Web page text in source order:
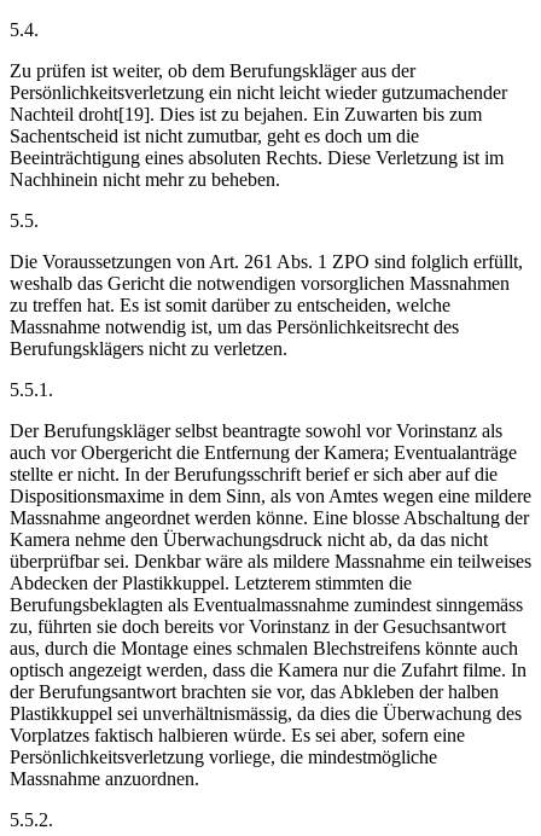
5.4.
Zu prüfen ist weiter, ob dem Berufungskläger aus der
Persönlichkeitsverletzung ein nicht leicht wieder gutzumachender
Nachteil droht[19]. Dies ist zu bejahen. Ein Zuwarten bis zum
Sachentscheid ist nicht zumutbar, geht es doch um die
Beeinträchtigung eines absoluten Rechts. Diese Verletzung ist im
Nachhinein nicht mehr zu beheben.
5.5.
Die Voraussetzungen von Art. 261 Abs. 1 ZPO sind folglich erfüllt,
weshalb das Gericht die notwendigen vorsorglichen Massnahmen
zu treffen hat. Es ist somit darüber zu entscheiden, welche
Massnahme notwendig ist, um das Persönlichkeitsrecht des
Berufungsklägers nicht zu verletzen.
5.5.1.
Der Berufungskläger selbst beantragte sowohl vor Vorinstanz als
auch vor Obergericht die Entfernung der Kamera; Eventualanträge
stellte er nicht. In der Berufungsschrift berief er sich aber auf die
Dispositionsmaxime in dem Sinn, als von Amtes wegen eine mildere
Massnahme angeordnet werden könne. Eine blosse Abschaltung der
Kamera nehme den Überwachungsdruck nicht ab, da das nicht
überprüfbar sei. Denkbar wäre als mildere Massnahme ein teilweises
Abdecken der Plastikkuppel. Letzterem stimmten die
Berufungsbeklagten als Eventualmassnahme zumindest sinngemäss
zu, führten sie doch bereits vor Vorinstanz in der Gesuchsantwort
aus, durch die Montage eines schmalen Blechstreifens könnte auch
optisch angezeigt werden, dass die Kamera nur die Zufahrt filme. In
der Berufungsantwort brachten sie vor, das Abkleben der halben
Plastikkuppel sei unverhältnismässig, da dies die Überwachung des
Vorplatzes faktisch halbieren würde. Es sei aber, sofern eine
Persönlichkeitsverletzung vorliege, die mindestmögliche
Massnahme anzuordnen.
5.5.2.